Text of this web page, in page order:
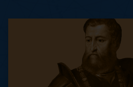
Apertura